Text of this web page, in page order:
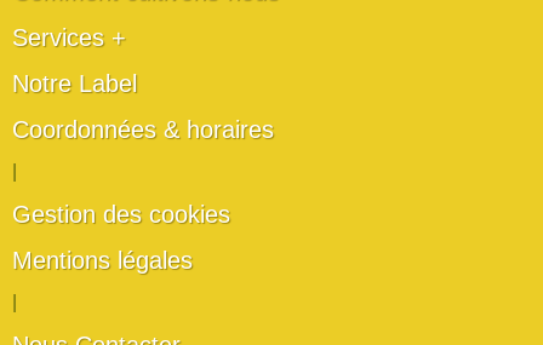
Services +
Notre Label
Coordonnées & horaires
Gestion des cookies
Mentions légales